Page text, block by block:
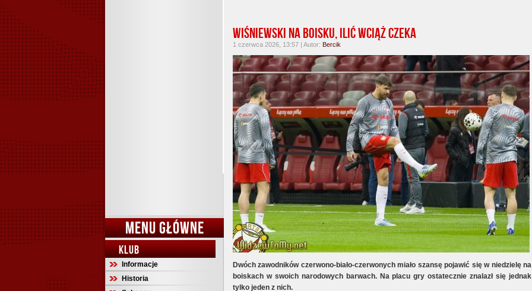
MENU GŁÓWNE
KLUB
Informacje
Historia
Wiśniewski na boisku, Ilić wciąż czeka
1 czerwca 2026, 13:57 | Autor: Bercik
Dwóch zawodników czerwono-biało-czerwonych miało szansę pojawić się w niedzielę na
boiskach w swoich narodowych barwach. Na placu gry ostatecznie znalazł się jednak
tylko jeden z nich.